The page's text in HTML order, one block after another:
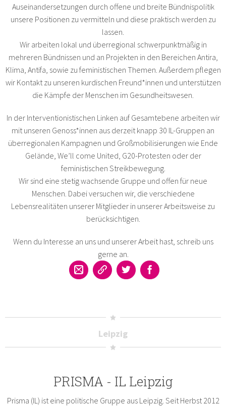
Auseinandersetzungen durch offene und breite Bündnispolitik
unsere Positionen zu vermitteln und diese praktisch werden zu
lassen.
Wir arbeiten lokal und überregional schwerpunktmäßig in
mehreren Bündnissen und an Projekten in den Bereichen Antira,
Klima, Antifa, sowie zu feministischen Themen. Außerdem pflegen
wir Kontakt zu unseren kurdischen Freund*innen und unterstützen
die Kämpfe der Menschen im Gesundheitswesen.
In der Interventionistischen Linken auf Gesamtebene arbeiten wir
mit unseren Genoss*innen aus derzeit knapp 30 IL-Gruppen an
überregionalen Kampagnen und Großmobilisierungen wie Ende
Gelände, We’ll come United, G20-Protesten oder der
feministischen Streikbewegung.
Wir sind eine stetig wachsende Gruppe und offen für neue
Menschen. Dabei versuchen wir, die verschiedene
Lebensrealitäten unserer Mitglieder in unserer Arbeitsweise zu
berücksichtigen.
Wenn du Interesse an uns und unserer Arbeit hast, schreib uns
gerne an.
Leipzig
PRISMA - IL Leipzig
Prisma (IL) ist eine politische Gruppe aus Leipzig. Seit Herbst 2012